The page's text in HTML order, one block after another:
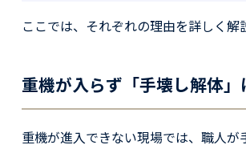
ここでは、それぞれの理由を詳しく解
重機が入らず「手壊し解体」
重機が進入できない現場では、職人が